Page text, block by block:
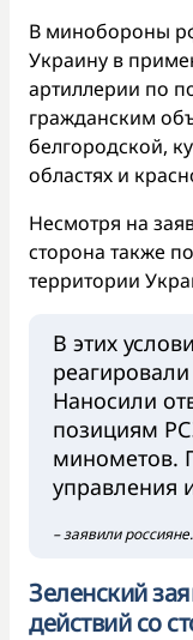
В минобороны
Украину в
артиллерии по
гражданским
белгородской,
областях и
Несмотря на
сторона также
территории
В этих
Наносили
позициям
минометов.
управления
– заявили россияне.
Зеленский
действий со